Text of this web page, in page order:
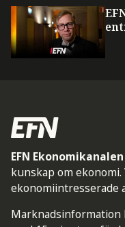
EFN
kunskap om
ekonomiintresserade
Marknadsinformation